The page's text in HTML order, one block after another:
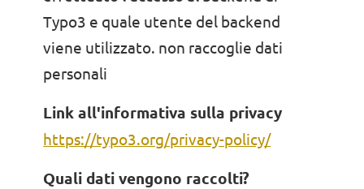
Typo3 e quale utente del backend
viene utilizzato. non raccoglie dati
personali
Link all'informativa sulla privacy
https://typo3.org/privacy-policy/
Quali dati vengono raccolti?